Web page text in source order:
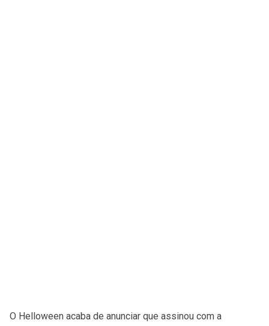
O Helloween acaba de anunciar que assinou com a